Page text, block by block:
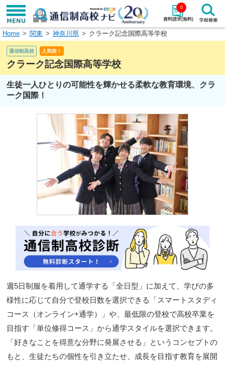
資料請求(無料)
0
学校名で探す
エリアから探す 特徴から探す
北海道・東北
北陸・甲信越
中国
九州・沖縄
閉じる
Home 関東 神奈川県 クラーク記念国際高等学校
通信制高校 人気校！
クラーク記念国際高等学校
生徒一人ひとりの可能性を輝かせる柔軟な教育環境、クラ
ーク国際！
週5日制服を着用して通学する「全日型」に加えて、学びの多
様性に応じて自分で登校日数を選択できる「スマートスタディ
コース（オンライン+通学）」や、最低限の登校で高校卒業を
目指す「単位修得コース」から通学スタイルを選択できます。
「好きなことを得意な分野に発展させる」というコンセプトの
もと、生徒たちの個性を引き立たせ、成長を目指す教育を展開